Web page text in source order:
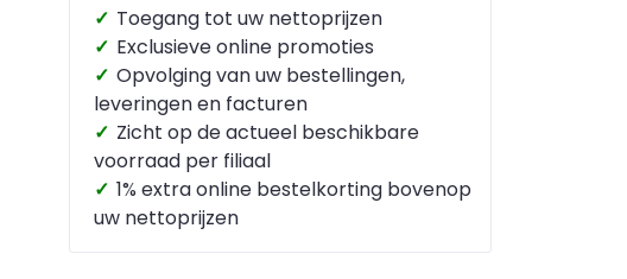
✓ Toegang tot uw nettoprijzen
✓ Exclusieve online promoties
✓ Opvolging van uw bestellingen,
leveringen en facturen
✓ Zicht op de actueel beschikbare
voorraad per filiaal
✓ 1% extra online bestelkorting bovenop
uw nettoprijzen